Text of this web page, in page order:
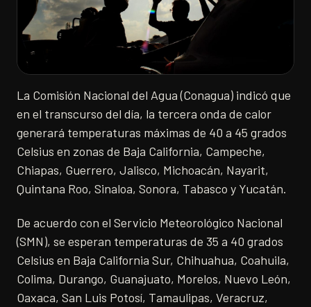
La Comisión Nacional del Agua (Conagua) indicó que
en el transcurso del día, la tercera onda de calor
generará temperaturas máximas de 40 a 45 grados
Celsius en zonas de Baja California, Campeche,
Chiapas, Guerrero, Jalisco, Michoacán, Nayarit,
Quintana Roo, Sinaloa, Sonora, Tabasco y Yucatán.
De acuerdo con el Servicio Meteorológico Nacional
(SMN), se esperan temperaturas de 35 a 40 grados
Celsius en Baja California Sur, Chihuahua, Coahuila,
Colima, Durango, Guanajuato, Morelos, Nuevo León,
Oaxaca, San Luis Potosí, Tamaulipas, Veracruz,